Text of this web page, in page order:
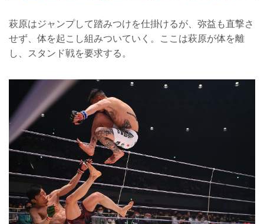
萩原はジャンプして踏みつけを仕掛けるが、弥益も直撃さ
せず、体を起こし組みついていく。ここは萩原が体を離
し、スタンド戦を要求する。